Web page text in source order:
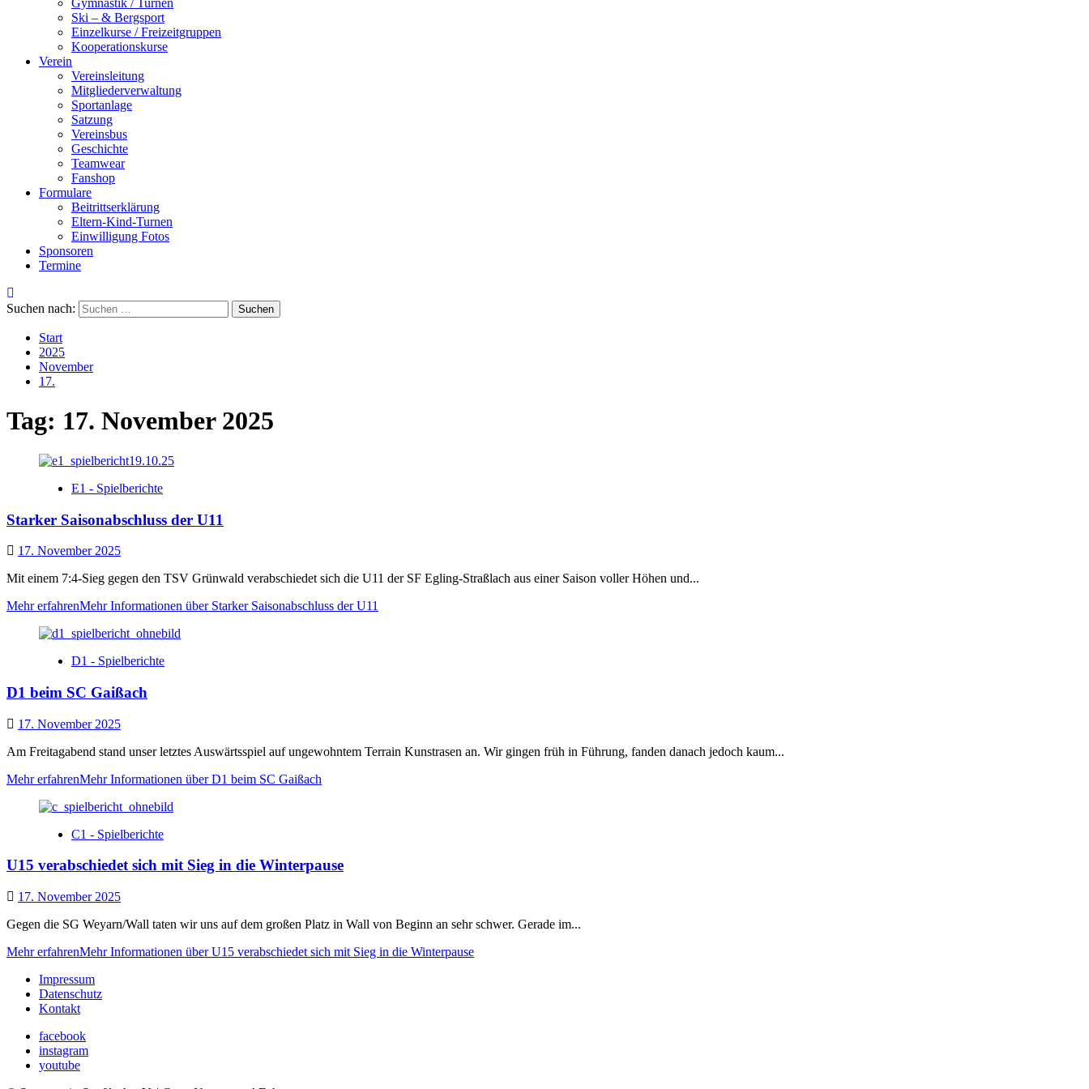
Gymnastik / Turnen
Ski – & Bergsport
Einzelkurse / Freizeitgruppen
Kooperationskurse
Verein
Vereinsleitung
Mitgliederverwaltung
Sportanlage
Satzung
Vereinsbus
Geschichte
Teamwear
Fanshop
Formulare
Beitrittserklärung
Eltern-Kind-Turnen
Einwilligung Fotos
Sponsoren
Termine
Suchen nach:
Start
2025
November
17.
Tag: 17. November 2025
E1 - Spielberichte
Starker Saisonabschluss der U11
17. November 2025
Mit einem 7:4-Sieg gegen den TSV Grünwald verabschiedet sich die U11 der SF Egling-Straßlach aus einer Saison voller Höhen und...
Mehr erfahrenMehr Informationen über Starker Saisonabschluss der U11
D1 - Spielberichte
D1 beim SC Gaißach
17. November 2025
Am Freitagabend stand unser letztes Auswärtsspiel auf ungewohntem Terrain Kunstrasen an. Wir gingen früh in Führung, fanden danach jedoch kaum...
Mehr erfahrenMehr Informationen über D1 beim SC Gaißach
C1 - Spielberichte
U15 verabschiedet sich mit Sieg in die Winterpause
17. November 2025
Gegen die SG Weyarn/Wall taten wir uns auf dem großen Platz in Wall von Beginn an sehr schwer. Gerade im...
Mehr erfahrenMehr Informationen über U15 verabschiedet sich mit Sieg in die Winterpause
Impressum
Datenschutz
Kontakt
facebook
instagram
youtube